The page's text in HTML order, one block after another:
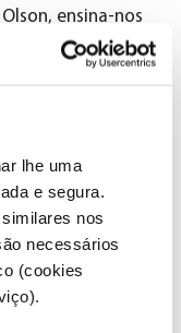
lhe uma
e segura.
nos
necessários
(cookies
ensina-nos
passando
partilha ao longo